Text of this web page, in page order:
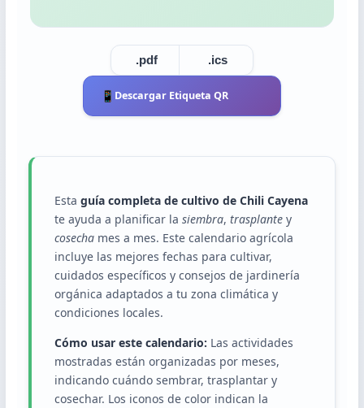
.pdf .ics
📱 Descargar Etiqueta QR
Esta guía completa de cultivo de Chili Cayena
te ayuda a planificar la siembra, trasplante y
cosecha mes a mes. Este calendario agrícola
incluye las mejores fechas para cultivar,
cuidados específicos y consejos de jardinería
orgánica adaptados a tu zona climática y
condiciones locales.
Cómo usar este calendario: Las actividades
mostradas están organizadas por meses,
indicando cuándo sembrar, trasplantar y
cosechar. Los iconos de color indican la